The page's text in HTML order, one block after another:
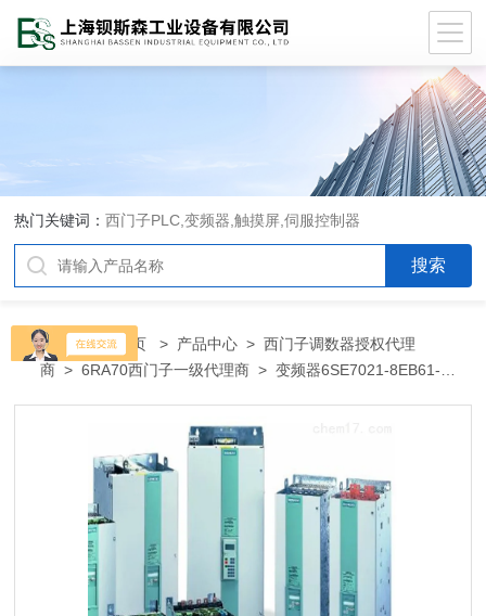
热门关键词：西门子PLC,变频器,触摸屏,伺服控制器
当前位置：首页 > 产品中心 >西门子调数器授权代理
商 >6RA70西门子一级代理商 > 变频器6SE7021-8EB61-